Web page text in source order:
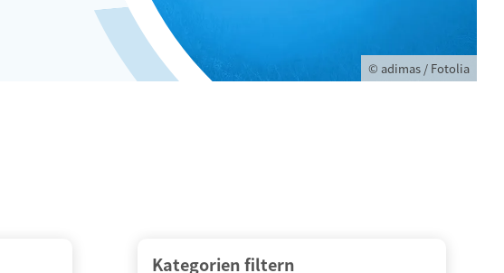
© adimas / Fotolia
Kategorien filtern